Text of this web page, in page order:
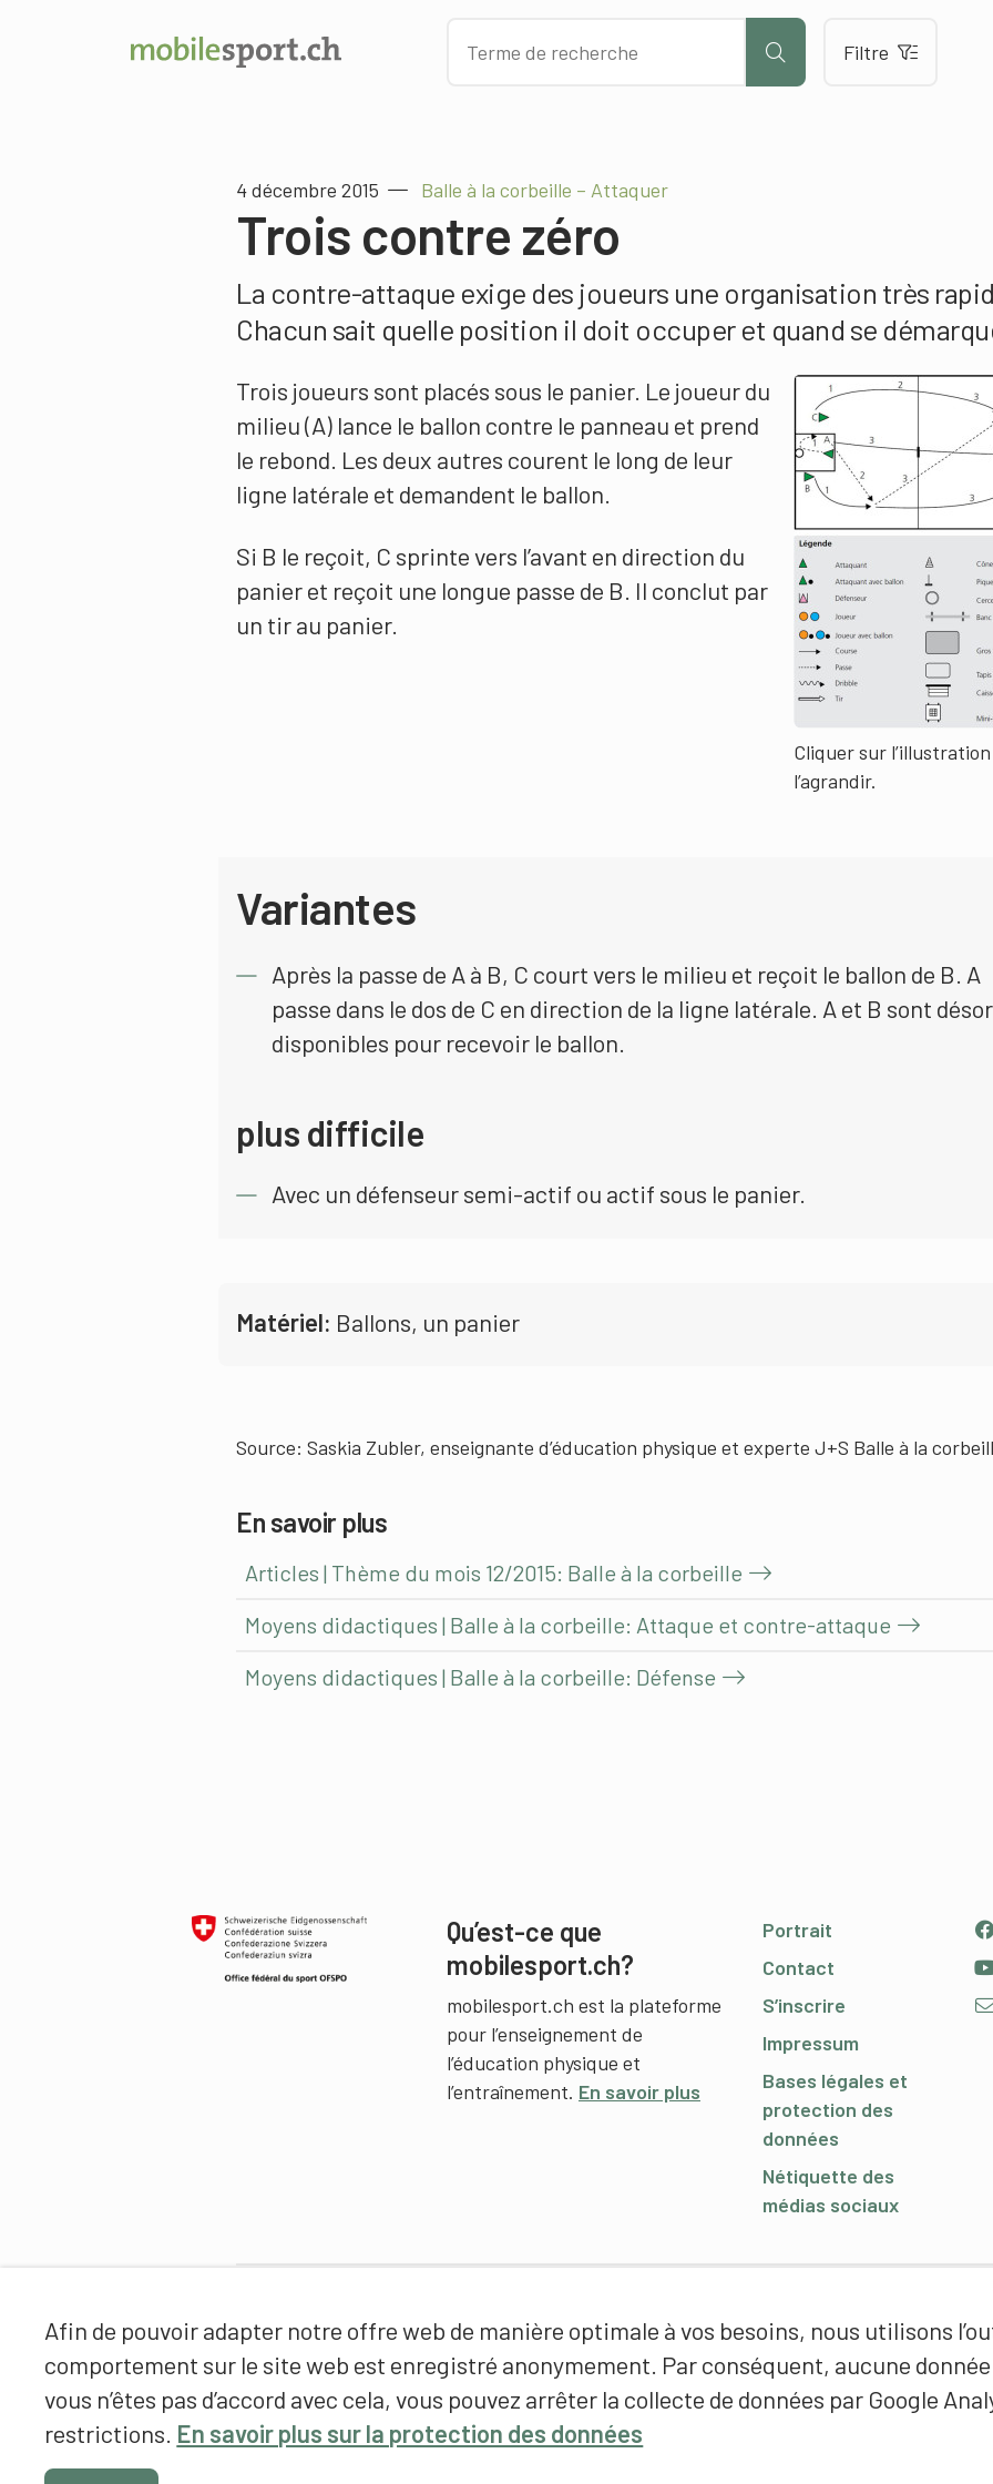
Afin de pouvoir adapter notre offre web de manière optimale à vos besoins, nous utilisons
comportement sur le site web est enregistré anonymement. Par conséquent, aucune
vous n’êtes pas d’accord avec cela, vous pouvez arrêter la collecte de données par Google
restrictions. En savoir plus sur la protection des données
Filtre
4 décembre 2015 Balle à la corbeille – Attaquer
Trois contre zéro
La contre-attaque exige des joueurs une organisation très
Chacun sait quelle position il doit occuper et quand se
Cliquer sur
l’agrandir.
Trois joueurs sont placés sous le panier. Le joueur du
milieu (A) lance le ballon contre le panneau et prend
le rebond. Les deux autres courent le long de leur
ligne latérale et demandent le ballon.
Si B le reçoit, C sprinte vers l’avant en direction du
panier et reçoit une longue passe de B. Il conclut par
un tir au panier.
Variantes
Après la passe de A à B, C court vers le milieu et reçoit le ballon de B. A
passe dans le dos de C en direction de la ligne latérale. A et B sont
disponibles pour recevoir le ballon.
plus difficile
Avec un défenseur semi-actif ou actif sous le panier.
Matériel: Ballons, un panier
Source: Saskia Zubler, enseignante d’éducation physique et experte J+S Balle à la
En savoir plus
Articles | Thème du mois 12/2015: Balle à la corbeille
Moyens didactiques | Balle à la corbeille: Attaque et contre-attaque
Moyens didactiques | Balle à la corbeille: Défense
Qu’est-ce que
mobilesport.ch?
mobilesport.ch est la plateforme
pour l’enseignement de
l’éducation physique et
l’entraînement. En savoir plus
Portrait
Contact
S’inscrire
Impressum
Bases légales et
protection des
données
Nétiquette des
médias sociaux